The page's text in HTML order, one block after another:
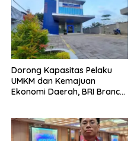
Dorong Kapasitas Pelaku
UMKM dan Kemajuan
Ekonomi Daerah, BRI Branch